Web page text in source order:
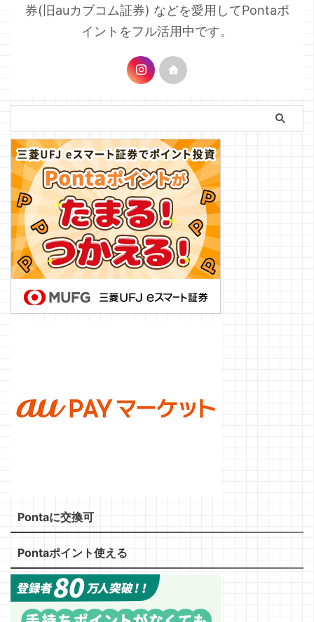
券(旧auカブコム証券) などを愛用してPontaポ
イントをフル活用中です。
Pontaに交換可
Pontaポイント使える